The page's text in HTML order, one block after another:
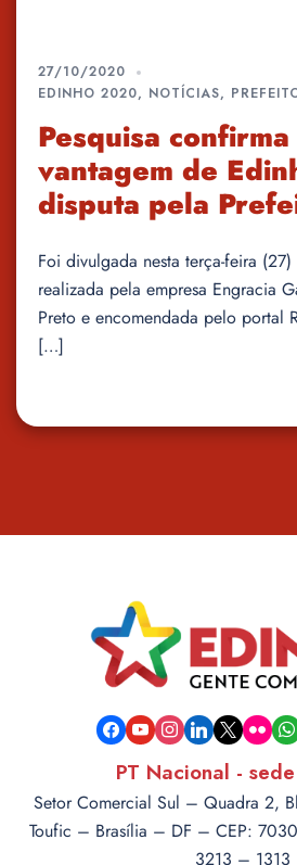
27/10/2020
EDINHO 2020, NOTÍCIAS,
Pesquisa
vantagem de
disputa pela
Foi divulgada nesta terça-feira (27)
realizada pela empresa Engracia
Preto e encomendada pelo portal
[…]
facebook
youtubeinstagram
linkedin
x flickr
PT Nacional -
Setor Comercial Sul – Quadra 2,
Toufic – Brasília – DF – CEP:
3213 – 1313